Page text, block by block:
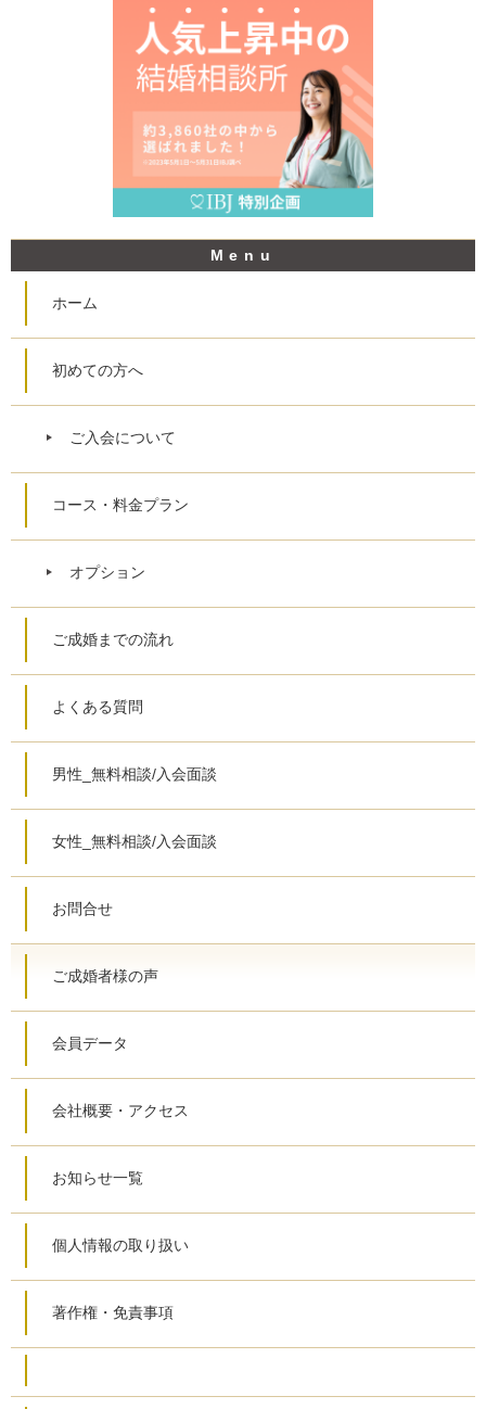
ホーム
初めての方へ
ご入会について
コース・料金プラン
オプション
ご成婚までの流れ
よくある質問
男性_無料相談/入会面談
女性_無料相談/入会面談
お問合せ
ご成婚者様の声
会員データ
会社概要・アクセス
お知らせ一覧
個人情報の取り扱い
著作権・免責事項